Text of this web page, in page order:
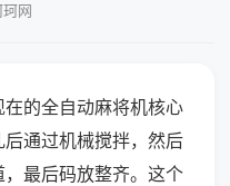
网
的全自动麻将机核心
通过机械搅拌，然后
最后码放整齐。这个